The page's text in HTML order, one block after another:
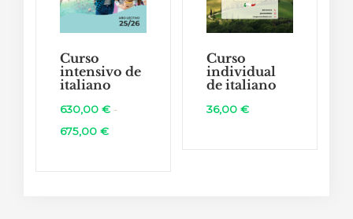
273,00 €
Curso
intensivo de
italiano
630,00 € -
675,00 €Rango
Curso
individual
de italiano
36,00€